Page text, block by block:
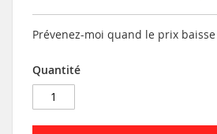
Prévenez-moi quand le prix baisse
Quantité